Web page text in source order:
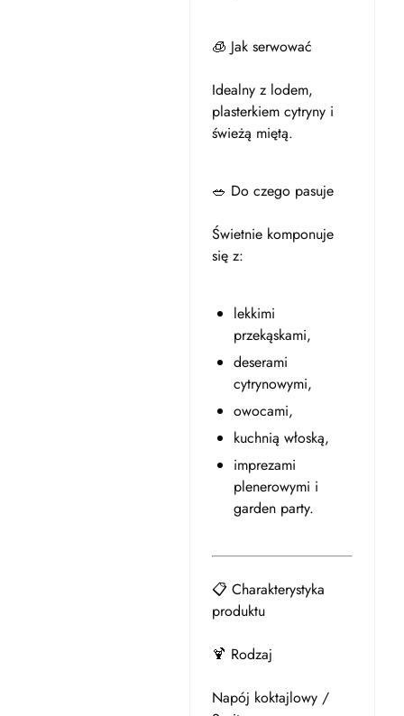
🧊 Jak serwować
Idealny z lodem,
plasterkiem cytryny i
świeżą miętą.
🥗 Do czego pasuje
Świetnie komponuje
się z:
lekkimi
przekąskami,
deserami
cytrynowymi,
owocami,
kuchnią włoską,
imprezami
plenerowymi i
garden party.
📋 Charakterystyka
produktu
🍹 Rodzaj
Napój koktajlowy /